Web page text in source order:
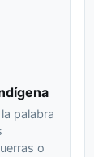
palabra
o